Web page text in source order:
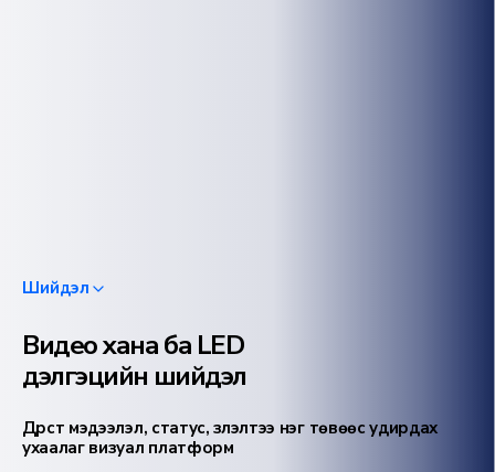
Шийдэл
Видео хана ба LED
дэлгэцийн шийдэл
Дүрст мэдээлэл, статус, үзүүлэлтээ нэг төвөөс удирдах
ухаалаг визуал платформ